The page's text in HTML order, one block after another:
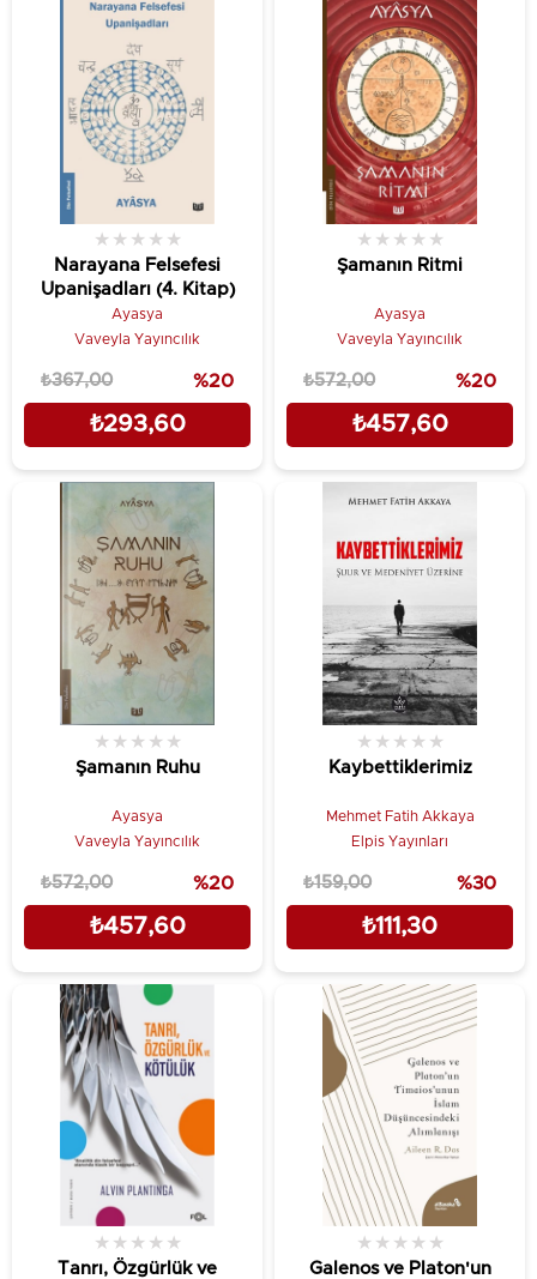
Narayana Felsefesi
Upanişadları (4. Kitap)
★ ★ ★ ★ ★
Ayasya
Vaveyla Yayıncılık
₺293,60
₺367,00 %20
Şamanın Ritmi
★ ★ ★ ★ ★
Ayasya
Vaveyla Yayıncılık
₺457,60
₺572,00 %20
Şamanın Ruhu
★ ★ ★ ★ ★
Ayasya
Vaveyla Yayıncılık
₺457,60
₺572,00 %20
Kaybettiklerimiz
★ ★ ★ ★ ★
Mehmet Fatih Akkaya
Elpis Yayınları
₺111,30
₺159,00 %30
Tanrı, Özgürlük ve
★ ★ ★ ★ ★
Galenos ve Platon'un
★ ★ ★ ★ ★